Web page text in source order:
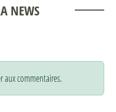
NEWS
aux commentaires.